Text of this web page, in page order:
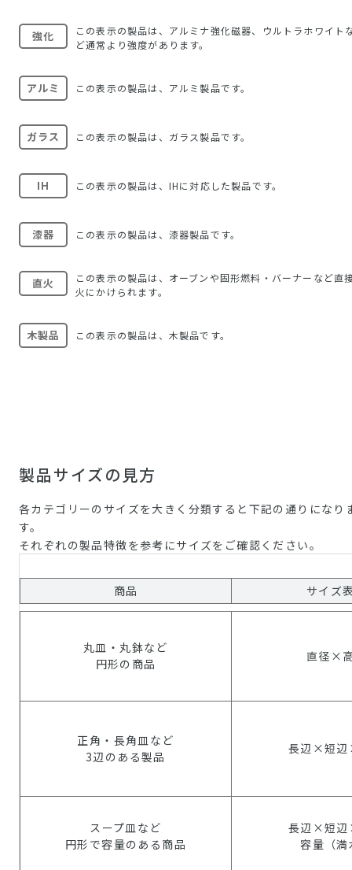
強化
この表示の製品は、アルミナ強化磁器、ウルトラホワイト
ど通常より強度があります。
アルミ この表示の製品は、アルミ製品です。
ガラス この表示の製品は、ガラス製品です。
IH この表示の製品は、IHに対応した製品です。
漆器 この表示の製品は、漆器製品です。
直火
この表示の製品は、オーブンや固形燃料・バーナーなど直
火にかけられます。
木製品 この表示の製品は、木製品です。
製品サイズの見方
各カテゴリーのサイズを大きく分類すると下記の通りになり
す。
それぞれの製品特徴を参考にサイズをご確認ください。
商品 サイズ
丸皿・丸鉢など
円形の商品
直径×
正角・長角皿など
3辺のある製品
長辺×短
スープ皿など
円形で容量のある商品
長辺×短
容量（満